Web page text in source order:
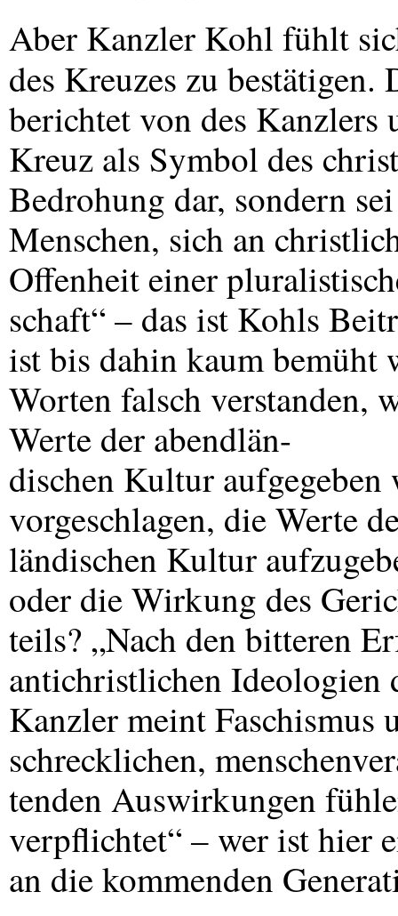
Aber Kanzler Kohl fühlt
des Kreuzes zu bestätigen.
berichtet von des
Kreuz als Symbol des
Bedrohung dar, sondern
Menschen, sich an
Offenheit einer
schaft“ – das ist Kohls
ist bis dahin kaum bemüht
Worten falsch verstanden,
Werte der abendlän-
dischen Kultur aufgegeben
vorgeschlagen, die Werte
ländischen Kultur
oder die Wirkung des
teils? „Nach den bitteren
antichristlichen Ideologien
Kanzler meint Faschismus
schrecklichen,
tenden Auswirkungen
verpflichtet“ – wer ist hier
an die kommenden